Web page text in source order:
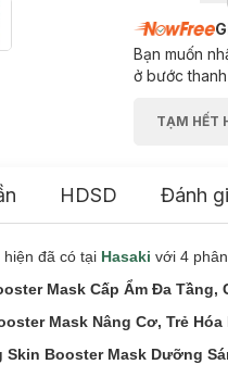
Bạn muốn
ở bước
TẠM HẾT
HDSD Đánh
đã có tại Hasaki với 4
Mask Cấp Ẩm Đa
Mask Nâng Cơ, Trẻ
Booster Mask Dưỡng